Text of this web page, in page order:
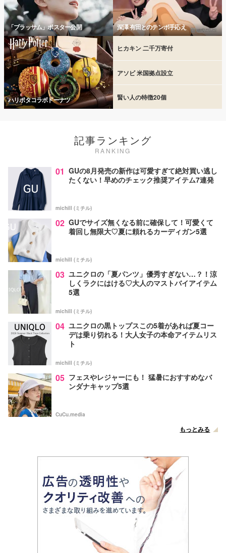
「ブラッサム」ポスター公開 深澤 有田とのテンポ手応え
ハリポタコラボドーナツ
ヒカキン 二千万寄付
アソビ 米国拠点設立
賢い人の特徴20個
記事ランキング
RANKING
01 GUの8月発売の新作は可愛すぎて絶対買い逃し
たくない！早めのチェック推奨アイテム7連発
michill (ミチル)
02 GUでサイズ無くなる前に確保して！可愛くて
着回し無限大♡夏に頼れるカーディガン5選
michill (ミチル)
03 ユニクロの「夏パンツ」優秀すぎない…？！涼
しくラクにはける♡大人のマストバイアイテム
5選
michill (ミチル)
04 ユニクロの黒トップスこの5着があれば夏コー
デは乗り切れる！大人女子の本命アイテムリス
ト
michill (ミチル)
05 フェスやレジャーにも！ 猛暑におすすめなバ
ンダナキャップ5選
CuCu.media
もっとみる